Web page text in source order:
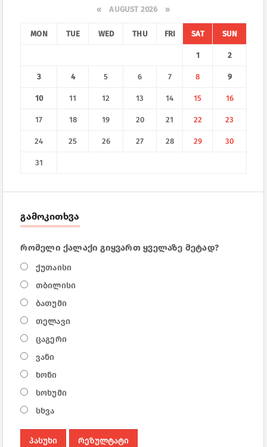
« AUGUST 2026 »
MON TUE WED THU FRI SAT SUN
1 2
3 4 5 6 7 8 9
10 11 12 13 14 15 16
17 18 19 20 21 22 23
24 25 26 27 28 29 30
31
გამოკითხვა
რომელი ქალაქი გიყვართ ყველაზე მეტად?
ქუთაისი
თბილისი
ბათუმი
თელავი
ცაგერი
ვანი
ხონი
სოხუმი
სხვა
პასუხი რეზულტატი